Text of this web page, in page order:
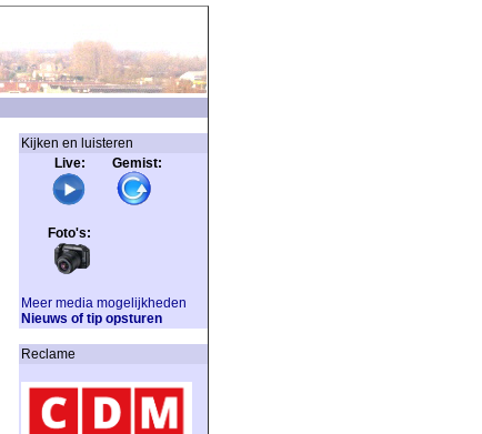
Kijken en luisteren
Live: Gemist:
Foto's:
Meer media mogelijkheden
Nieuws of tip opsturen
Reclame